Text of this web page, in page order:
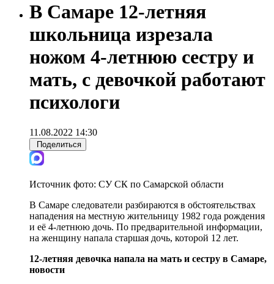
В Самаре 12-летняя
школьница изрезала
ножом 4-летнюю сестру и
мать, с девочкой работают
психологи
11.08.2022 14:30
Поделиться
Источник фото: СУ СК по Самарской области
В Самаре следователи разбираются в обстоятельствах
нападения на местную жительницу 1982 года рождения
и её 4-летнюю дочь. По предварительной информации,
на женщину напала старшая дочь, которой 12 лет.
12-летняя девочка напала на мать и сестру в Самаре,
новости